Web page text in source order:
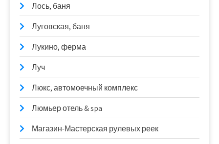
Лось, баня
Луговская, баня
Лукино, ферма
Луч
Люкс, автомоечный комплекс
Люмьер отель & spa
Магазин-Мастерская рулевых реек